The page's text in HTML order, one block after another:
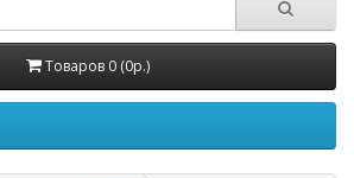
Товаров 0 (0р.)